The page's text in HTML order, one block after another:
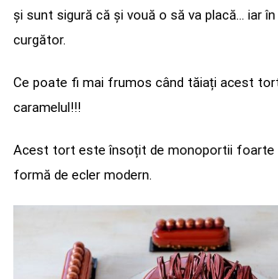
și sunt sigură că și vouă o să va placă… iar
curgător.
Ce poate fi mai frumos când tăiați acest
caramelul!!!
Acest tort este însoțit de monoportii foarte
formă de ecler modern.